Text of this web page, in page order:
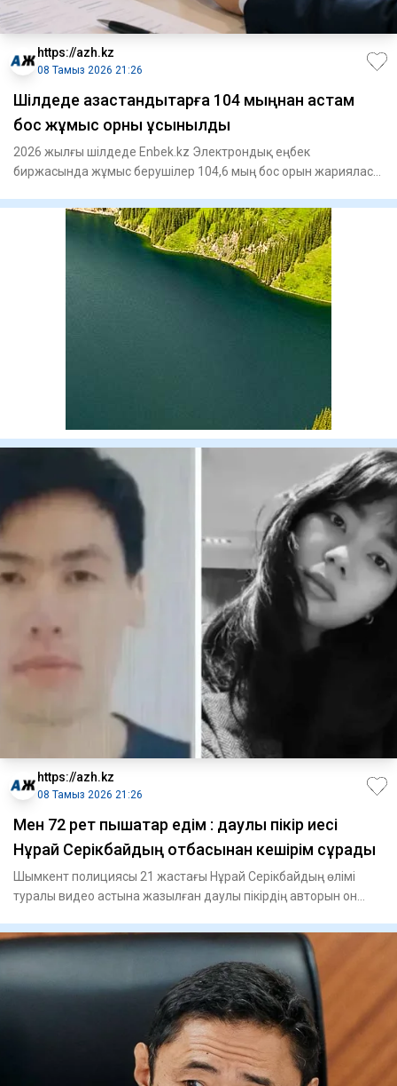
https://azh.kz
08 Тамыз 2026 21:26
​Шілдеде қазақстандықтарға 104 мыңнан астам
бос жұмыс орны ұсынылды
2026 жылғы шілдеде Enbek.kz Электрондық еңбек
биржасында жұмыс берушілер 104,6 мың бос орын жарияласа,
https://azh.kz
08 Тамыз 2026 21:26
Мен 72 рет пышақтар едім : даулы пікір иесі
Нұрай Серікбайдың отбасынан кешірім сұрады
Шымкент полициясы 21 жастағы Нұрай Серікбайдың өлімі
туралы видео астына жазылған даулы пікірдің авторын он